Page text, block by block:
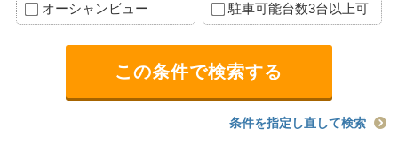
オーシャンビュー 駐車可能台数3台以上可
条件を指定し直して検索